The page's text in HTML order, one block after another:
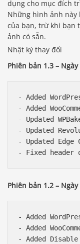
dụng cho mục đích
Những hình ảnh
của bạn, trừ khi bạn
ảnh có sẵn.
Nhật ký thay đổi
Phiên bản 1.3 –
- Added
- Added
- Updated
- Updated
- Updated
Phiên bản 1.2 –
- Added
- Added
- Added